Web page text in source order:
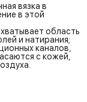
вязка в
в этой
область
и натирания;
каналов,
с кожей,